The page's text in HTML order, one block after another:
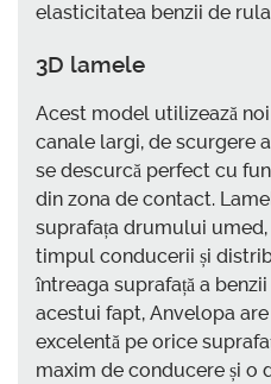
elasticitatea benzii de
3D lamele
Acest model utilizează
canale largi, de scurgere
se descurcă perfect cu
din zona de contact.
suprafața drumului
timpul conducerii și
întreaga suprafață a
acestui fapt, Anvelopa
excelentă pe orice
maxim de conducere și o